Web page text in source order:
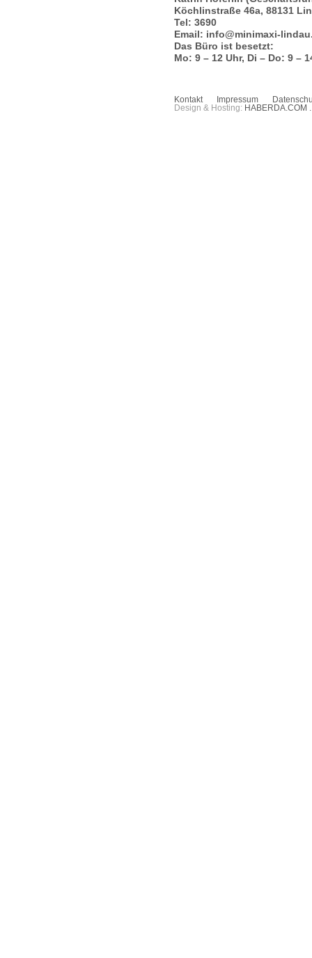
Köchlinstraße 46a, 88131
Tel: 3690
Email: info@minimaxi-
Das Büro ist besetzt:
Mo: 9 – 12 Uhr, Di – Do: 9 –
Kontakt Impressum
Design & Hosting: HABERDA.COM